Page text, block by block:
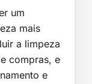
um
mais
a limpeza
compras, e
e